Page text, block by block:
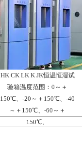
HK CK LK K JK恒温恒湿试
验箱温度范围：0～＋
150℃、-20～＋150℃、-40
～＋150℃、-60～＋
150℃、